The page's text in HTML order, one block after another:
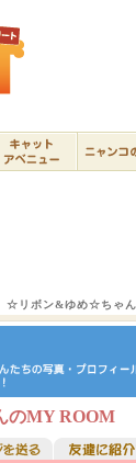
☆リボン&ゆめ☆ちゃ
MY ROOM